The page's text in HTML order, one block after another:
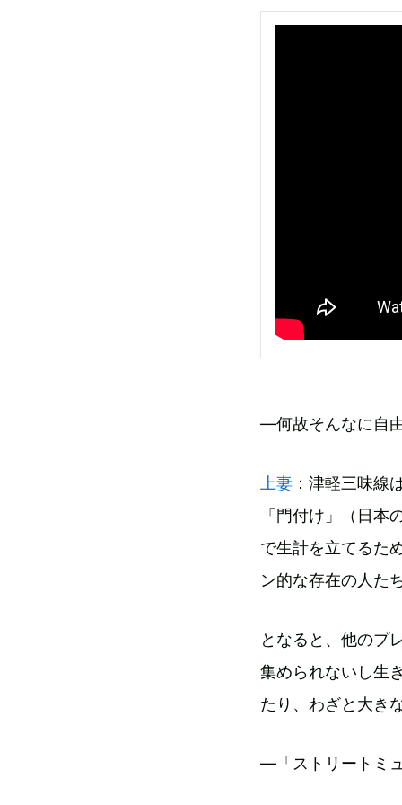
―何故そんなに自
上妻 ：津軽三味線
「門付け」（日
で生計を立てるた
ン的な存在の人た
となると、他のプ
集められないし生
たり、わざと大き
―「ストリートミ